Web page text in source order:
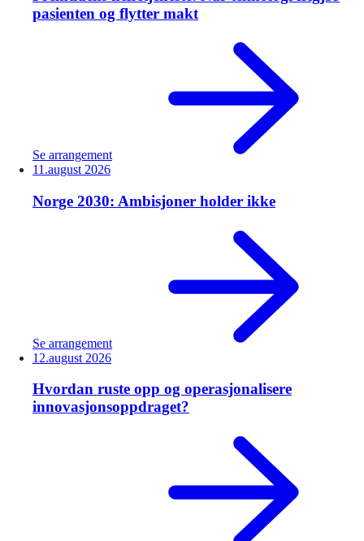
pasienten og flytter makt
Se arrangement
11.august 2026
Norge 2030: Ambisjoner holder ikke
Se arrangement
12.august 2026
Hvordan ruste opp og operasjonalisere
innovasjonsoppdraget?